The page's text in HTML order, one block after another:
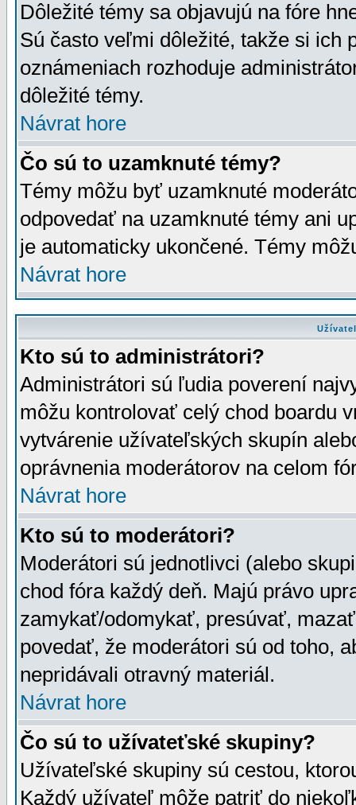
Dôležité témy sa objavujú na fóre
Sú často veľmi dôležité, takže si ich
oznámeniach rozhoduje
dôležité témy.
Návrat hore
Čo sú to uzamknuté témy?
Témy môžu byť uzamknuté
odpovedať na uzamknuté témy ani
je automaticky ukončené. Témy
Návrat hore
Kto sú to administrátori?
Administrátori sú ľudia poverení
môžu kontrolovať celý chod boardu
vytvárenie užívateľských skupín
oprávnenia moderátorov na celom
Návrat hore
Kto sú to moderátori?
Moderátori sú jednotlivci (alebo
chod fóra každý deň. Majú právo
zamykať/odomykať, presúvať,
povedať, že moderátori sú od toho,
nepridávali otravný materiál.
Návrat hore
Čo sú to užívateťské skupiny?
Užívateľské skupiny sú cestou,
Každý užívateľ môže patriť do